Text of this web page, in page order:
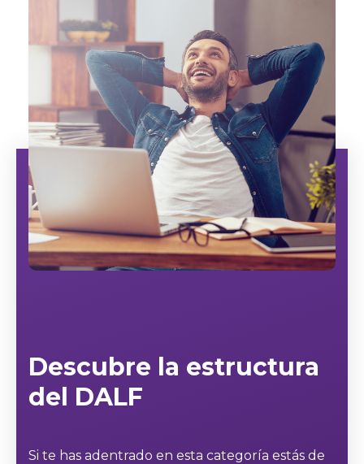
Descubre la estructura
del DALF
Si te has adentrado en esta categoría estás de